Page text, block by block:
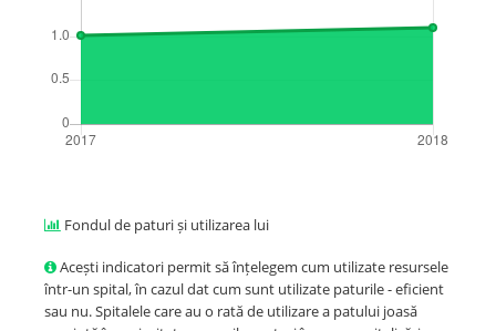
Fondul de paturi și utilizarea lui
Acești indicatori permit să înțelegem cum utilizate resursele
într-un spital, în cazul dat cum sunt utilizate paturile - eficient
sau nu. Spitalele care au o rată de utilizare a patului joasă